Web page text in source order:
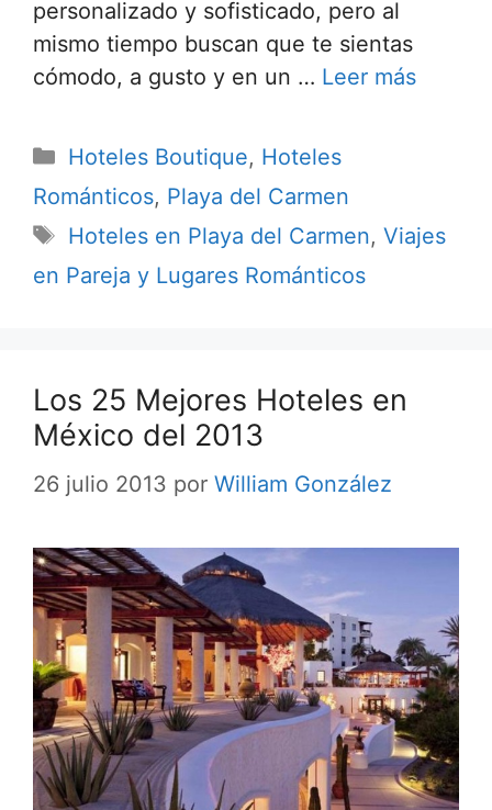
personalizado y sofisticado, pero al
mismo tiempo buscan que te sientas
cómodo, a gusto y en un … Leer más
Categorías
Hoteles Boutique, Hoteles
Románticos, Playa del Carmen
Etiquetas
Hoteles en Playa del Carmen, Viajes
en Pareja y Lugares Románticos
Los 25 Mejores Hoteles en
México del 2013
26 julio 2013 por William González